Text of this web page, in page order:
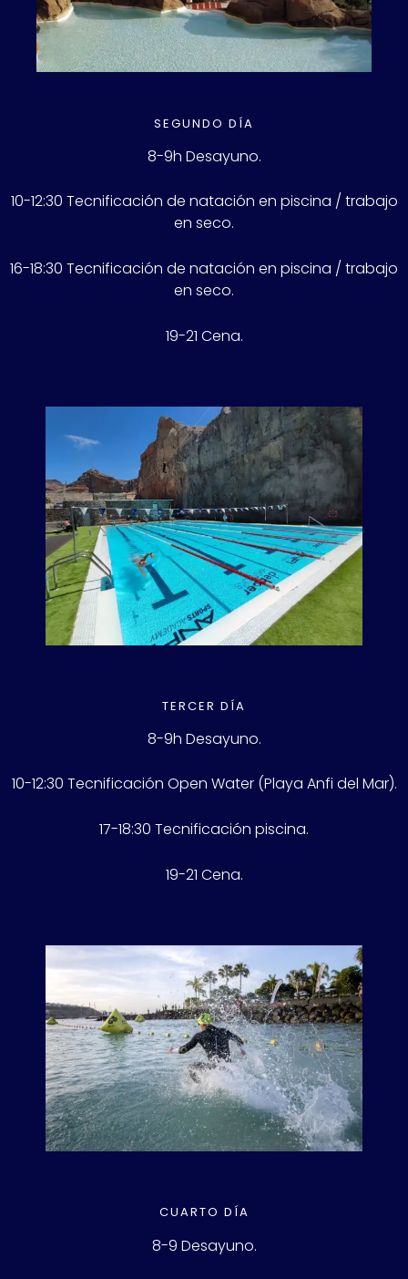
SEGUNDO DÍA
8-9h Desayuno.
10-12:30 Tecnificación de natación en piscina / trabajo
en seco.
16-18:30 Tecnificación de natación en piscina / trabajo
en seco.
19-21 Cena.
TERCER DÍA
8-9h Desayuno.
10-12:30 Tecnificación Open Water (Playa Anfi del Mar).
17-18:30 Tecnificación piscina.
19-21 Cena.
CUARTO DÍA
8-9 Desayuno.